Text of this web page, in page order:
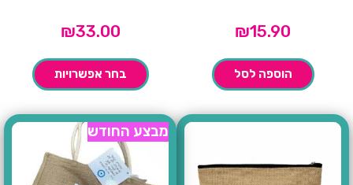
₪15.90
הוספה לסל
₪33.00
בחר אפשרויות
מבצע החודש